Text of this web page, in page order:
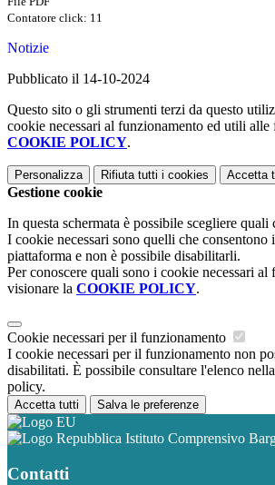
Contatore click: 11
Notizie
Pubblicato il 14-10-2024
Questo sito o gli strumenti terzi da questo
cookie necessari al funzionamento ed utili
COOKIE POLICY.
Personalizza Rifiuta tutti i cookies Accetta
Gestione cookie
In questa schermata è possibile scegliere quali
I cookie necessari sono quelli che consentono
piattaforma e non è possibile disabilitarli.
Per conoscere quali sono i cookie necessari al
visionare la COOKIE POLICY.
Cookie necessari per il funzionamento
I cookie necessari per il funzionamento non
disabilitati. È possibile consultare l'elenco
policy.
Accetta tutti Salva le preferenze
Istituto Comprensivo
Contatti